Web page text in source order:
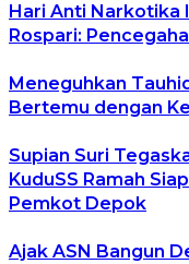
Hari Anti Narkotika
Rospari:
Meneguhkan
Bertemu dengan
Supian Suri
KuduSS Ramah
Pemkot Depok
Ajak ASN Bangun